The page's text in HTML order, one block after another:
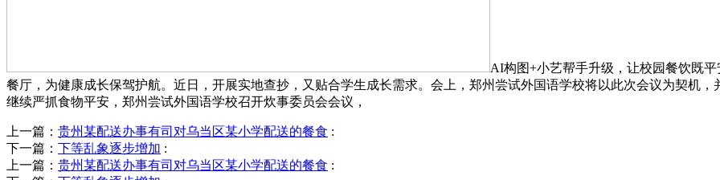
AI构图+小艺帮手升级，让校园餐饮既
餐厅，为健康成长保驾护航。近日，开展实地查抄，又贴合学生成长需求。会上，郑州尝试外国语学校将以此次会议为契机
继续严抓食物平安，郑州尝试外国语学校召开炊事委员会会议，
上一篇： 贵州某配送办事有司对乌当区某小学配送的餐食 :
下一篇： 下等乱象逐步增加 :
上一篇： 贵州某配送办事有司对乌当区某小学配送的餐食 :